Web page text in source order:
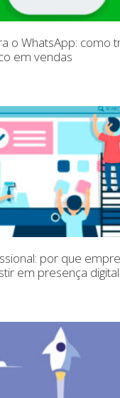
o WhatsApp: como
em vendas
por que
em presença digital